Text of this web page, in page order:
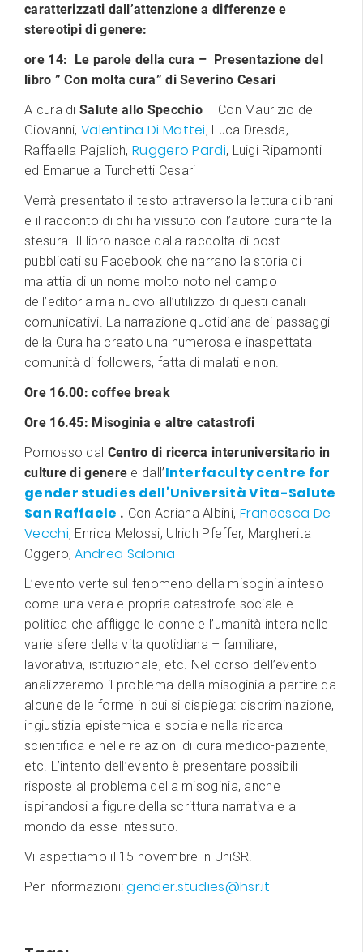
caratterizzati dall’attenzione a differenze e
stereotipi di genere:
ore 14: Le parole della cura – Presentazione del
libro ” Con molta cura” di Severino Cesari
A cura di Salute allo Specchio – Con Maurizio de
Giovanni, Valentina Di Mattei, Luca Dresda,
Raffaella Pajalich,Ruggero Pardi, Luigi Ripamonti
ed Emanuela Turchetti Cesari
Verrà presentato il testo attraverso la lettura di brani
e il racconto di chi ha vissuto con l’autore durante la
stesura. Il libro nasce dalla raccolta di post
pubblicati su Facebook che narrano la storia di
malattia di un nome molto noto nel campo
dell’editoria ma nuovo all’utilizzo di questi canali
comunicativi. La narrazione quotidiana dei passaggi
della Cura ha creato una numerosa e inaspettata
comunità di followers, fatta di malati e non.
Ore 16.00: coffee break
Ore 16.45: Misoginia e altre catastrofi
Pomosso dal Centro di ricerca interuniversitario in
culture di genere e dall’Interfaculty centre for
gender studies dell’Università Vita-Salute
San Raffaele . Con Adriana Albini, Francesca De
Vecchi, Enrica Melossi, Ulrich Pfeffer, Margherita
Oggero, Andrea Salonia
L’evento verte sul fenomeno della misoginia inteso
come una vera e propria catastrofe sociale e
politica che affligge le donne e l’umanità intera nelle
varie sfere della vita quotidiana – familiare,
lavorativa, istituzionale, etc. Nel corso dell’evento
analizzeremo il problema della misoginia a partire da
alcune delle forme in cui si dispiega: discriminazione,
ingiustizia epistemica e sociale nella ricerca
scientifica e nelle relazioni di cura medico-paziente,
etc. L’intento dell’evento è presentare possibili
risposte al problema della misoginia, anche
ispirandosi a figure della scrittura narrativa e al
mondo da esse intessuto.
Vi aspettiamo il 15 novembre in UniSR!
Per informazioni:gender.studies@hsr.it